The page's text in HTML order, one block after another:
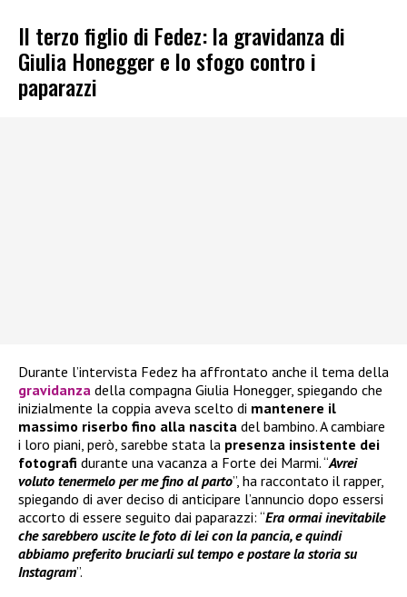
Il terzo figlio di Fedez: la gravidanza di
Giulia Honegger e lo sfogo contro i
paparazzi
Durante l’intervista Fedez ha affrontato anche il tema della
gravidanza della compagna Giulia Honegger, spiegando che
inizialmente la coppia aveva scelto di mantenere il
massimo riserbo fino alla nascita del bambino. A cambiare
i loro piani, però, sarebbe stata la presenza insistente dei
fotografi durante una vacanza a Forte dei Marmi. “Avrei
voluto tenermelo per me fino al parto”, ha raccontato il rapper,
spiegando di aver deciso di anticipare l’annuncio dopo essersi
accorto di essere seguito dai paparazzi: “Era ormai inevitabile
che sarebbero uscite le foto di lei con la pancia, e quindi
abbiamo preferito bruciarli sul tempo e postare la storia su
Instagram”.